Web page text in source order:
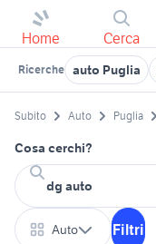
Home Cerca
Ricerche auto Puglia
Subito Auto Puglia
Cosa cerchi?
Auto Filtri